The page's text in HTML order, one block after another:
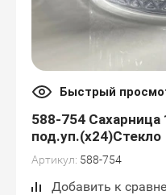
Быстрый
588-754
под.уп.(х24)Стекло
Артикул: 588-754
Добавить к